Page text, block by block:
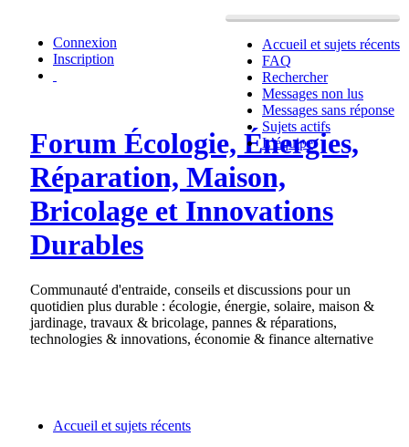
Accueil et sujets récents
FAQ
Rechercher
Messages non lus
Messages sans réponse
Sujets actifs
L’équipe
Connexion
Inscription
Forum Écologie, Énergies,
Réparation, Maison,
Bricolage et Innovations
Durables
Communauté d'entraide, conseils et discussions pour un
quotidien plus durable : écologie, énergie, solaire, maison &
jardinage, travaux & bricolage, pannes & réparations,
technologies & innovations, économie & finance alternative
Accueil et sujets récents